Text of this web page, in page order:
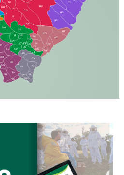
TL
BR
SR
BT
AR
RP
CG
SI
NA
TA
NH
JT
RB
MA
IT
DR
DO
CP
JU
NV
IQ
EL
PP
LC
AM
AB
JP
DB
TE
CS
PR
TA
SQ
IG
MN
NO
BP
AN
IV
FS
VC
GD
DE